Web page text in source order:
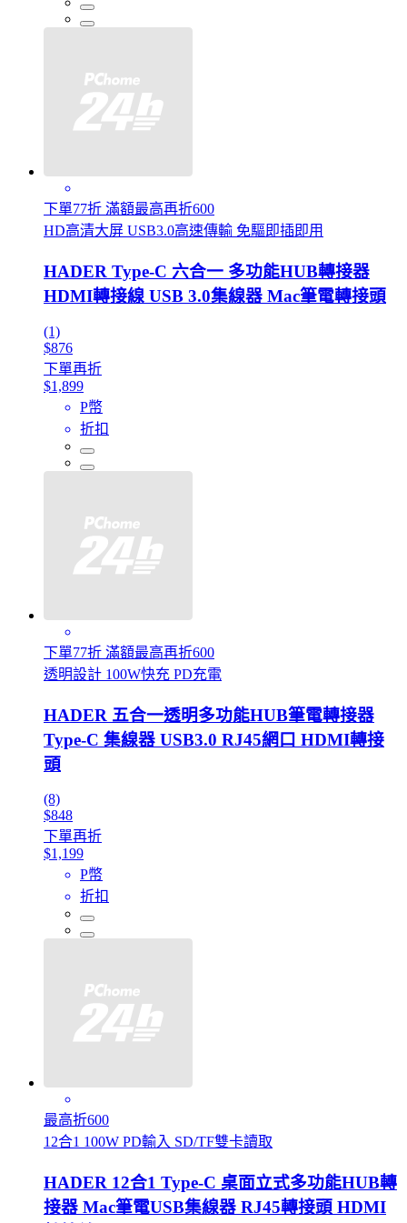
下單77折 滿額最高再折600
HD高清大屏 USB3.0高速傳輸 免驅即插即用
HADER Type-C 六合一 多功能HUB轉接器
HDMI轉接線 USB 3.0集線器 Mac筆電轉接頭
(1)
$876
下單再折
$1,899
P幣
折扣
下單77折 滿額最高再折600
透明設計 100W快充 PD充電
HADER 五合一透明多功能HUB筆電轉接器
Type-C 集線器 USB3.0 RJ45網口 HDMI轉接
頭
(8)
$848
下單再折
$1,199
P幣
折扣
最高折600
12合1 100W PD輸入 SD/TF雙卡讀取
HADER 12合1 Type-C 桌面立式多功能HUB轉
接器 Mac筆電USB集線器 RJ45轉接頭 HDMI